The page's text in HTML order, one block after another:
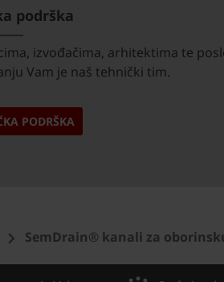
podrška
izvođačima, arhitektima te
Vam je naš tehnički tim.
PODRŠKA
SemDrain® kanali za